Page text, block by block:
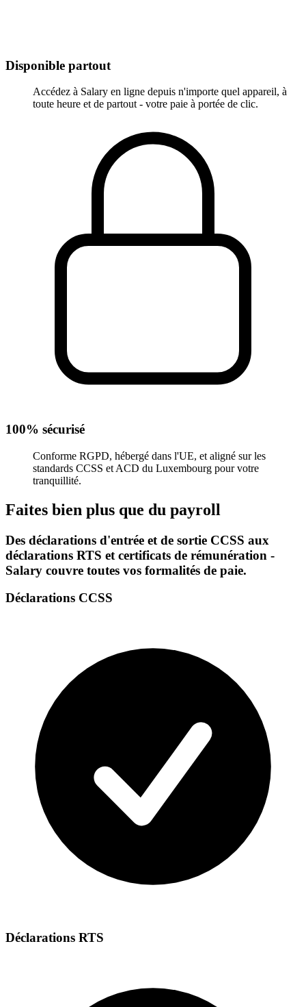
Disponible partout
Accédez à Salary en ligne depuis n'importe quel appareil, à
toute heure et de partout - votre paie à portée de clic.
100% sécurisé
Conforme RGPD, hébergé dans l'UE, et aligné sur les
standards CCSS et ACD du Luxembourg pour votre
tranquillité.
Faites bien plus que du payroll
Des déclarations d'entrée et de sortie CCSS aux
déclarations RTS et certificats de rémunération -
Salary couvre toutes vos formalités de paie.
Déclarations CCSS
Déclarations RTS